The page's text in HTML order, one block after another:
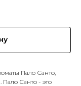
Пало Санто,
Санто - это